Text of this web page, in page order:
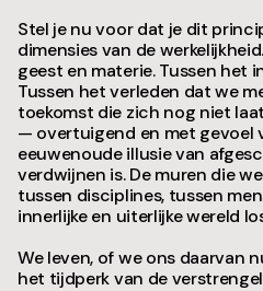
Stel je nu voor dat je dit
dimensies van de
geest en materie. Tussen het
Tussen het verleden dat we
toekomst die zich nog niet
— overtuigend en met gevoel
eeuwenoude illusie van
verdwijnen is. De muren die
tussen disciplines, tussen
innerlijke en uiterlijke wereld
We leven, of we ons daarvan
het tijdperk van de